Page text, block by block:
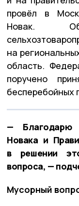
провёл в
Новак.
на
область.
поручено
бесперебойных
— Благодарю
Новака и
в решении
вопроса, —
Мусорный